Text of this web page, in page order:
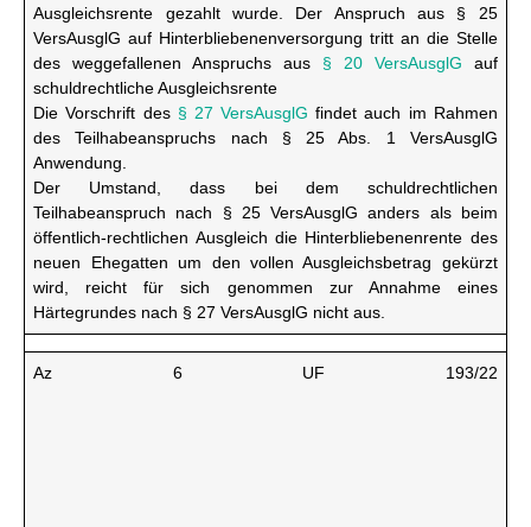
Ausgleichsrente gezahlt wurde. Der Anspruch aus § 25
VersAusglG auf Hinterbliebenenversorgung tritt an die Stelle
des weggefallenen Anspruchs aus § 20 VersAusglG auf
schuldrechtliche Ausgleichsrente
Die Vorschrift des § 27 VersAusglG findet auch im Rahmen
des Teilhabeanspruchs nach § 25 Abs. 1 VersAusglG
Anwendung.
Der Umstand, dass bei dem schuldrechtlichen
Teilhabeanspruch nach § 25 VersAusglG anders als beim
öffentlich-rechtlichen Ausgleich die Hinterbliebenenrente des
neuen Ehegatten um den vollen Ausgleichsbetrag gekürzt
wird, reicht für sich genommen zur Annahme eines
Härtegrundes nach § 27 VersAusglG nicht aus.
Az 6 UF 193/22